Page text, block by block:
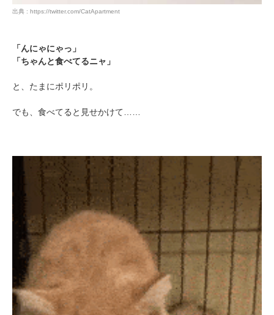
出典 : https://twitter.com/CatApartment
「んにゃにゃっ」
「ちゃんと食べてるニャ」
と、たまにポリポリ。
でも、食べてると見せかけて……